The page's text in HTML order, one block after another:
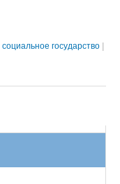
социальное государство